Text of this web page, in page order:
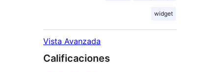
widget
Vista Avanzada
Calificaciones